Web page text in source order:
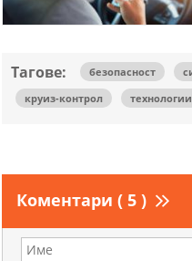
Тагове: безопасност
круиз-контрол
технологии
Коментари ( 5 )